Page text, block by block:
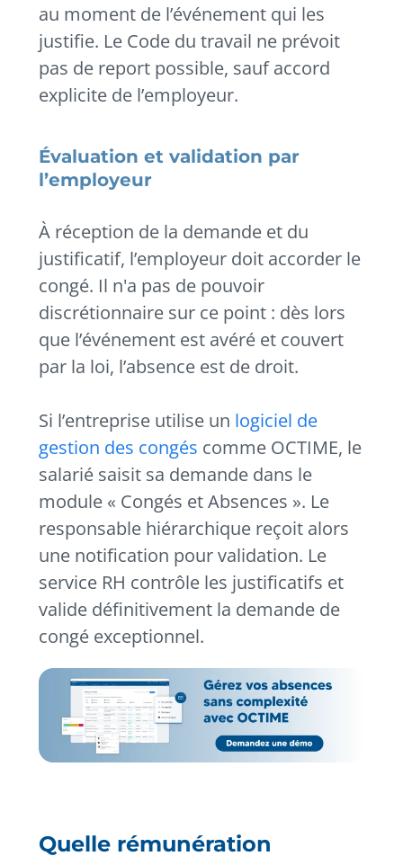
au moment de l’événement qui les
justifie. Le Code du travail ne prévoit
pas de report possible, sauf accord
explicite de l’employeur.
Évaluation et validation par
l’employeur
À réception de la demande et du
justificatif, l’employeur doit accorder le
congé. Il n'a pas de pouvoir
discrétionnaire sur ce point : dès lors
que l’événement est avéré et couvert
par la loi, l’absence est de droit.
Si l’entreprise utilise un logiciel de
gestion des congés comme OCTIME, le
salarié saisit sa demande dans le
module « Congés et Absences ». Le
responsable hiérarchique reçoit alors
une notification pour validation. Le
service RH contrôle les justificatifs et
valide définitivement la demande de
congé exceptionnel.
Quelle rémunération